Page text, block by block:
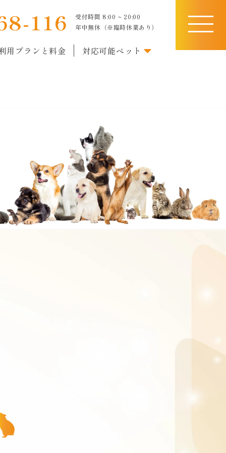
116
受付時間 8:00 ~ 20:00
年中無休（※臨時休業あり）
用プランと料金 対応可能ペット
toggle